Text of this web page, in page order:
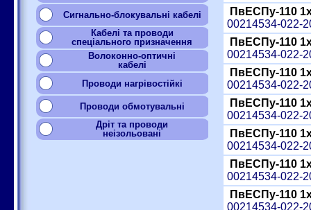
Сигнально-блокувальні кабелі
Кабелі та проводи
спеціального призначення
Волоконно-оптичні
кабелі
Проводи нагрівостійкі
Проводи обмотувальні
Дріт та проводи
неізольовані
ПвЕСПу-110
00214534-022-
ПвЕСПу-110
00214534-022-
ПвЕСПу-110
00214534-022-
ПвЕСПу-110
00214534-022-
ПвЕСПу-110
00214534-022-
ПвЕСПу-110
00214534-022-
ПвЕСПу-110
00214534-022-